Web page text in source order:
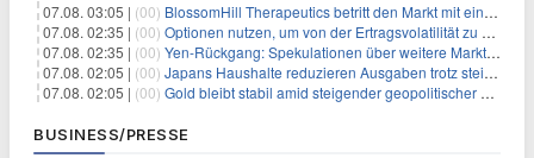
07.08. 03:05 | (00) BlossomHill Therapeutics betritt den Markt mit einem IPO-Boost von 150 Millionen Dollar
07.08. 02:35 | (00) Optionen nutzen, um von der Ertragsvolatilität zu profitieren
07.08. 02:35 | (00) Yen-Rückgang: Spekulationen über weitere Marktinterventionen nehmen zu
07.08. 02:05 | (00) Japans Haushalte reduzieren Ausgaben trotz steigender Löhne: Ein Warnsignal für das Wachstum
07.08. 02:05 | (00) Gold bleibt stabil amid steigender geopolitischer Spannungen im Persischen Golf
BUSINESS/PRESSE